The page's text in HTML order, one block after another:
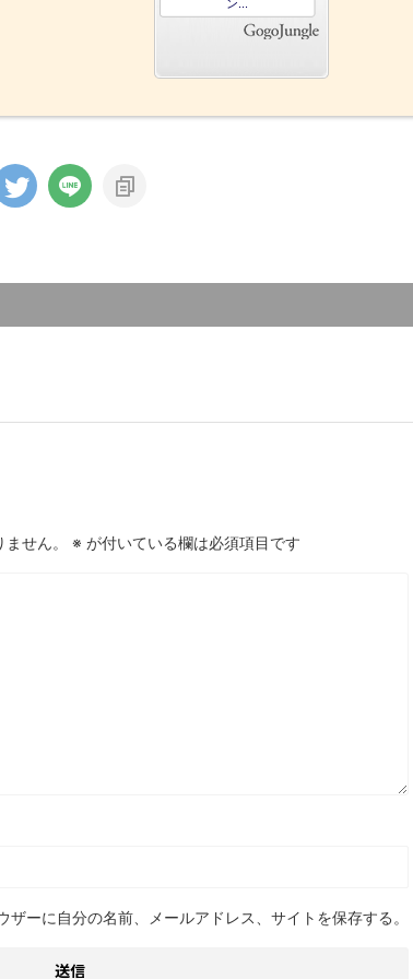
せん。 ※ が付いている欄は必須項目です
ーに自分の名前、メールアドレス、サイトを保存する。